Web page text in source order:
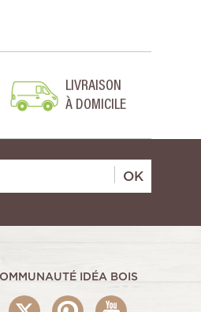
LIVRAISON
À DOMICILE
OK
IDÉA BOIS